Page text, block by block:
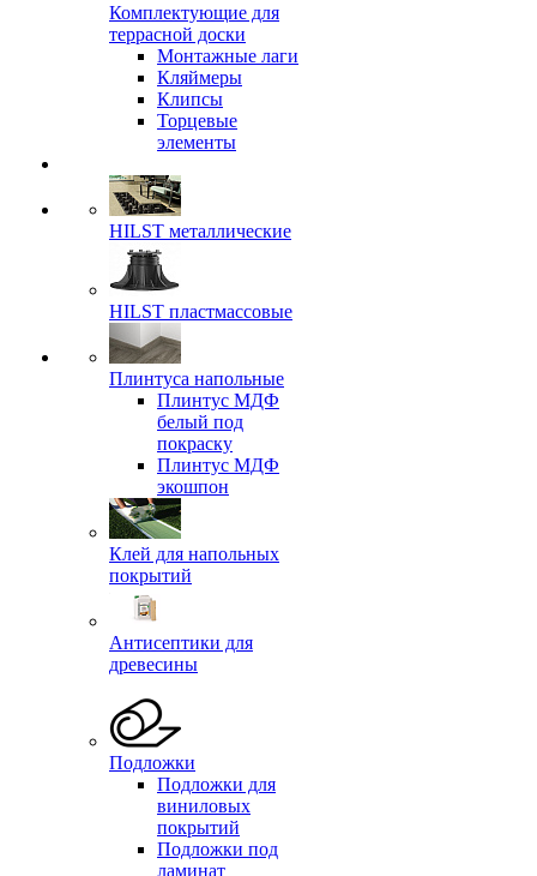
Комплектующие для
террасной доски
Монтажные лаги
Кляймеры
Клипсы
Торцевые
элементы
HILST металлические
HILST пластмассовые
Плинтуса напольные
Плинтус МДФ
белый под
покраску
Плинтус МДФ
экошпон
Клей для напольных
покрытий
Антисептики для
древесины
Подложки
Подложки для
виниловых
покрытий
Подложки под
ламинат